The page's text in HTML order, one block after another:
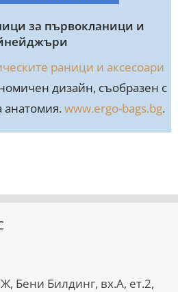
за първокланици и
раници и аксесоари
дизайн, съобразен с
анатомия.www.ergo-bags.bg.
Бени Билдинг, вх.А, ет.2,